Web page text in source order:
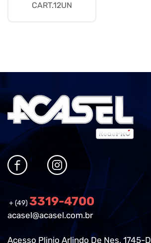
CART.12UN
+ (49) 3319-4700
acasel@acasel.com.br
Acesso Plinio Arlindo De Nes, 1745-D